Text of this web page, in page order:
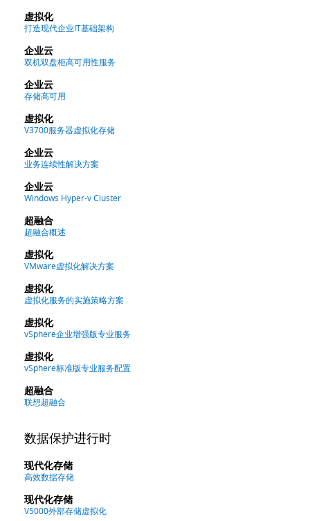
虚拟化
打造现代企业IT基础架构
企业云
双机双盘柜高可用性服务
企业云
存储高可用
虚拟化
V3700服务器虚拟化存储
企业云
业务连续性解决方案
企业云
Windows Hyper-v Cluster
超融合
超融合概述
虚拟化
VMware虚拟化解决方案
虚拟化
虚拟化服务的实施策略方案
虚拟化
vSphere企业增强版专业服务
虚拟化
vSphere标准版专业服务配置
超融合
联想超融合
数据保护进行时
现代化存储
高效数据存储
现代化存储
V5000外部存储虚拟化